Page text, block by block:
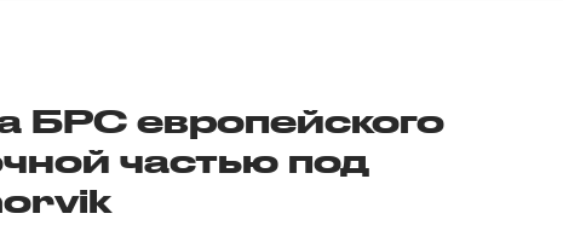
Итого
БРС европейского
частью под